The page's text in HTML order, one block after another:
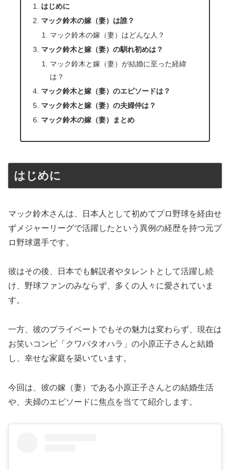
はじめに
マック鈴木の嫁（妻）は誰？
マック鈴木の嫁（妻）はどんな人？
マック鈴木と嫁（妻）の馴れ初めは？
マック鈴木と嫁（妻）が結婚に至った経緯
は？
マック鈴木と嫁（妻）のエピソードは？
マック鈴木と嫁（妻）の夫婦仲は？
マック鈴木の嫁（妻）まとめ
はじめに
マック鈴木さんは、日本人として初めてプロ野球を経由せ
ずメジャーリーグで活躍したという異例の経歴を持つ元プ
ロ野球選手です。
彼はその後、日本でも解説者やタレントとして活躍し続
け、野球ファンのみならず、多くの人々に愛されていま
す。
一方、彼のプライベートでもその魅力は変わらず、現在は
お笑いコンビ「クワバタオハラ」の小原正子さんと結婚
し、幸せな家庭を築いています。
今回は、彼の嫁（妻）である小原正子さんとの結婚生活
や、夫婦のエピソードに焦点を当てて紹介します。